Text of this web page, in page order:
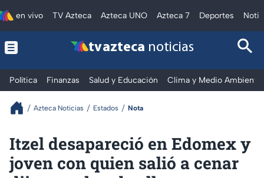
en vivo TV Azteca Azteca UNO Azteca 7 Deportes
tv azteca noticias
Política Finanzas Salud y Educación Clima y Medio Ambiente
Azteca Noticias Estados Nota
Itzel desapareció en Edomex y
joven con quien salió a cenar